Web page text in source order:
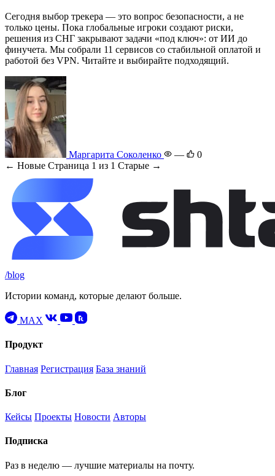
Сегодня выбор трекера — это вопрос безопасности, а не
только цены. Пока глобальные игроки создают риски,
решения из СНГ закрывают задачи «под ключ»: от ИИ до
финучета. Мы собрали 11 сервисов со стабильной оплатой и
работой без VPN. Читайте и выбирайте подходящий.
Маргарита Соколенко —
0
← Новые Страница 1 из 1 Старые →
/blog
Истории команд, которые делают больше.
MAX
Продукт
Главная Регистрация База знаний
Блог
Кейсы Проекты Новости Авторы
Подписка
Раз в неделю — лучшие материалы на почту.